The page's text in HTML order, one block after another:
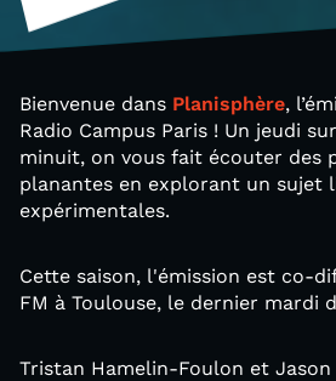
Bienvenue dans Planisphère,
Radio Campus Paris ! Un jeudi
minuit, on vous fait écouter des
planantes en explorant un sujet
expérimentales.
Cette saison, l'émission est co-
FM à Toulouse, le dernier mardi
Tristan Hamelin-Foulon et